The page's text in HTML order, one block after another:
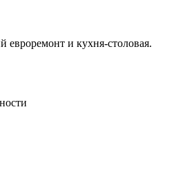
евроремонт и кухня-столовая.